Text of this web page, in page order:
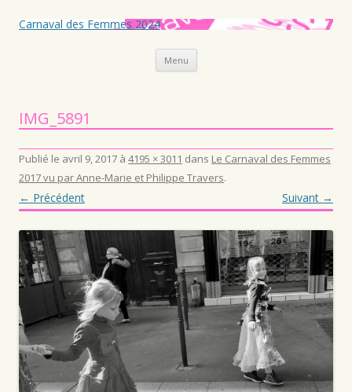
Carnaval des Femmes 2024
Menu Aller au contenu principal
IMG_5891
Publié le avril 9, 2017 à 4195 × 3011 dans Le Carnaval des Femmes
2017 vu par Anne-Marie et Philippe Travers.
← Précédent Suivant →